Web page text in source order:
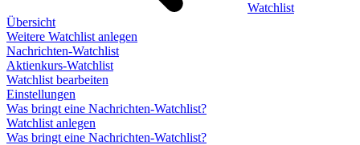
Watchlist
Übersicht
Weitere Watchlist anlegen
Nachrichten-Watchlist
Aktienkurs-Watchlist
Watchlist bearbeiten
Einstellungen
Was bringt eine Nachrichten-Watchlist?
Watchlist anlegen
Was bringt eine Nachrichten-Watchlist?